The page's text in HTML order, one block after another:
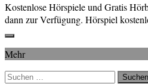
Kostenlose Hörspiele und Gratis
dann zur Verfügung. Hörspiel
Mehr
Suchen